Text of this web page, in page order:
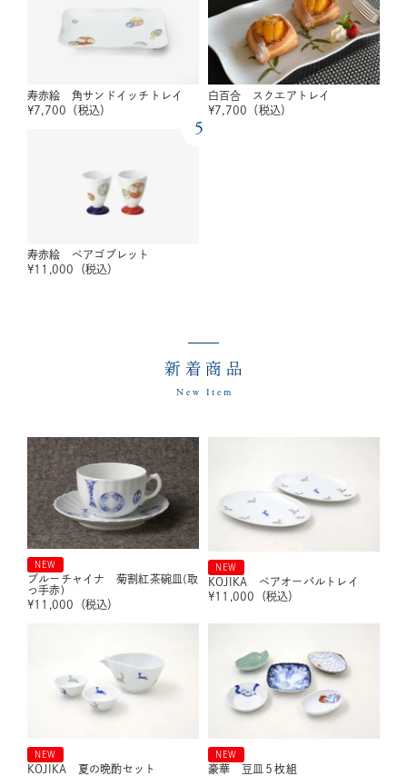
寿赤絵 角サンドイッチトレイ
¥7,700 （税込）
白百合 スクエアトレイ
¥7,700 （税込）
5
寿赤絵 ペアゴブレット
¥11,000 （税込）
新着商品
New Item
NEW
ブルーチャイナ 菊割紅茶碗皿(取
っ手赤)
¥11,000 （税込）
NEW
KOJIKA ペアオーバルトレイ
¥11,000 （税込）
NEW
KOJIKA 夏の晩酌セット
NEW
豪華 豆皿５枚組